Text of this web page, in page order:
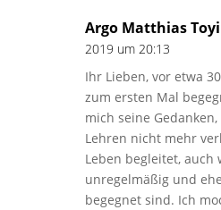
Argo Matthias
2019 um 20:13
Ihr Lieben, vor etwa
zum ersten Mal
mich seine
Lehren nicht mehr
Leben begleitet, auch
unregelmäßig und
begegnet sind. Ich